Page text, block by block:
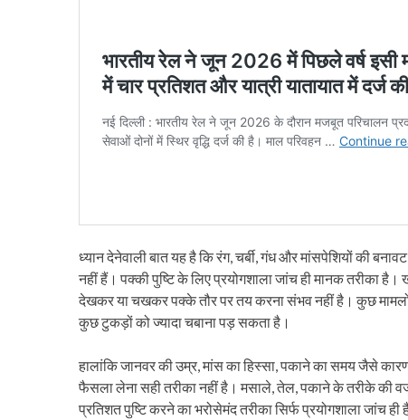
ध्यान देनेवाली बात यह है कि रंग, चर्बी, गंध और मांसपेशियों की
नहीं हैं। पक्की पुष्टि के लिए प्रयोगशाला जांच ही मानक तरीका है।
देखकर या चखकर पक्के तौर पर तय करना संभव नहीं है। कुछ
कुछ टुकड़ों को ज्यादा चबाना पड़ सकता है।
हालांकि जानवर की उम्र, मांस का हिस्सा, पकाने का समय जैसे
फैसला लेना सही तरीका नहीं है। मसाले, तेल, पकाने के तरीके की
प्रतिशत पुष्टि करने का भरोसेमंद तरीका सिर्फ प्रयोगशाला जांच